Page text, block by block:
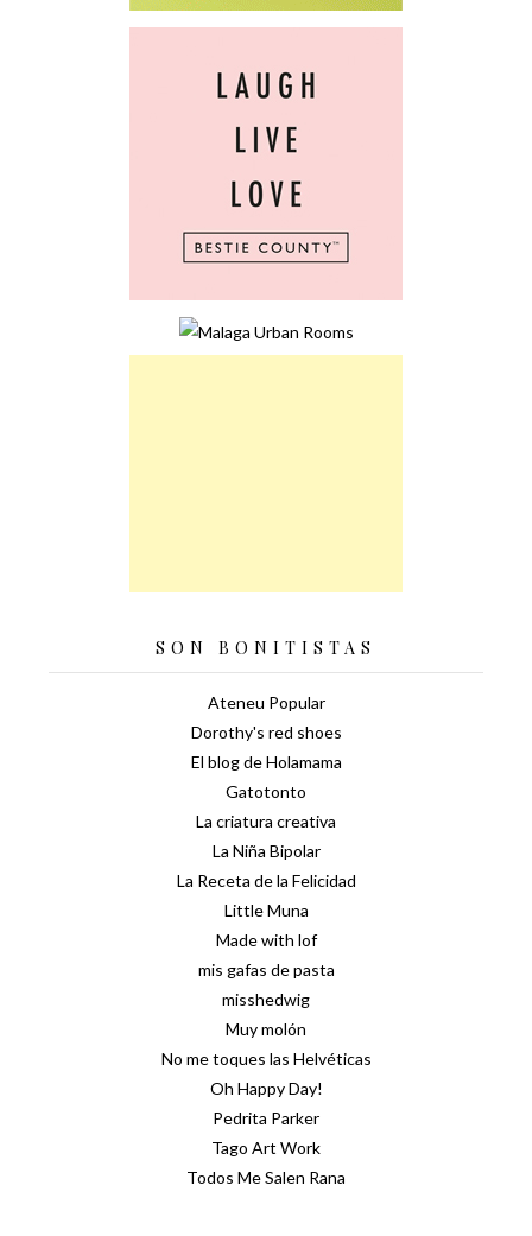
SON BONITISTAS
Ateneu Popular
Dorothy's red shoes
El blog de Holamama
Gatotonto
La criatura creativa
La Niña Bipolar
La Receta de la Felicidad
Little Muna
Made with lof
mis gafas de pasta
misshedwig
Muy molón
No me toques las Helvéticas
Oh Happy Day!
Pedrita Parker
Tago Art Work
Todos Me Salen Rana